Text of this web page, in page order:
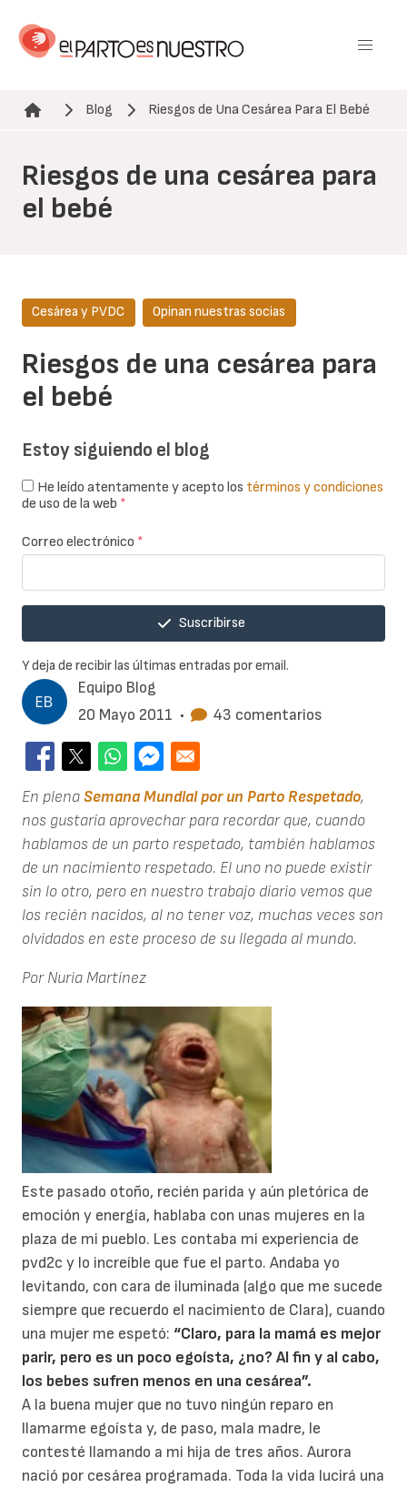
contenido
Ruta de navegación
Blog Riesgos de Una Cesárea Para El Bebé
Riesgos de una cesárea para
el bebé
Equipo Blog
20 Mayo 2011 • 43 comentarios
Riesgos de una cesárea para
el bebé
Cesárea y PVDC Opinan nuestras socias
En plenaSemana Mundial por un Parto Respetado,
nos gustaría aprovechar para recordar que, cuando
hablamos de un parto respetado, también hablamos
de un nacimiento respetado. El uno no puede existir
sin lo otro, pero en nuestro trabajo diario vemos que
los recién nacidos, al no tener voz, muchas veces son
olvidados en este proceso de su llegada al mundo.
Por Nuria Martínez
Este pasado otoño, recién parida y aún pletórica de
emoción y energía, hablaba con unas mujeres en la
plaza de mi pueblo. Les contaba mi experiencia de
pvd2c y lo increíble que fue el parto. Andaba yo
levitando, con cara de iluminada (algo que me sucede
siempre que recuerdo el nacimiento de Clara), cuando
una mujer me espetó: “Claro, para la mamá es mejor
parir, pero es un poco egoísta, ¿no? Al fin y al cabo,
los bebes sufren menos en una cesárea”.
A la buena mujer que no tuvo ningún reparo en
llamarme egoísta y, de paso, mala madre, le
contesté llamando a mi hija de tres años. Aurora
nació por cesárea programada. Toda la vida lucirá una
Estoy siguiendo el blog
He leído atentamente y acepto los términos y condiciones
de uso de la web *
Correo electrónico *
Suscribirse
Y deja de recibir las últimas entradas por email.